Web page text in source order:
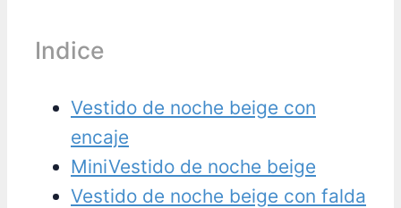
Indice
Vestido de noche beige con
encaje
MiniVestido de noche beige
Vestido de noche beige con falda